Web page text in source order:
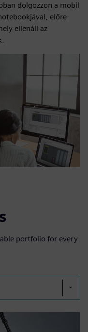
dolgozzon a mobil
előre
ellenáll az
portfolio for every